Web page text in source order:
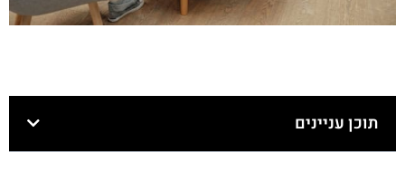
תוכן עניינים